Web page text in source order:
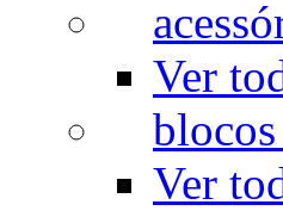
Ver
Ver